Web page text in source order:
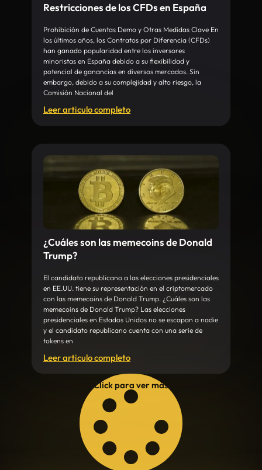
Restricciones de los CFDs en España
Prohibición de Cuentas Demo y Otras Medidas Clave En
los últimos años, los Contratos por Diferencia (CFDs)
han ganado popularidad entre los inversores
minoristas en España debido a su flexibilidad y
potencial de ganancias en diversos mercados. Sin
embargo, debido a su complejidad y alto riesgo, la
Comisión Nacional del
Leer articulo completo
¿Cuáles son las memecoins de Donald
Trump?
El candidato republicano a las elecciones presidenciales
en EE.UU. tiene su representación en el criptomercado
con las memecoins de Donald Trump. ¿Cuáles son las
memecoins de Donald Trump? Las elecciones
presidenciales en Estados Unidos no se escapan a nadie
y el candidato republicano cuenta con una serie de
tokens en
Leer articulo completo
Click para ver más